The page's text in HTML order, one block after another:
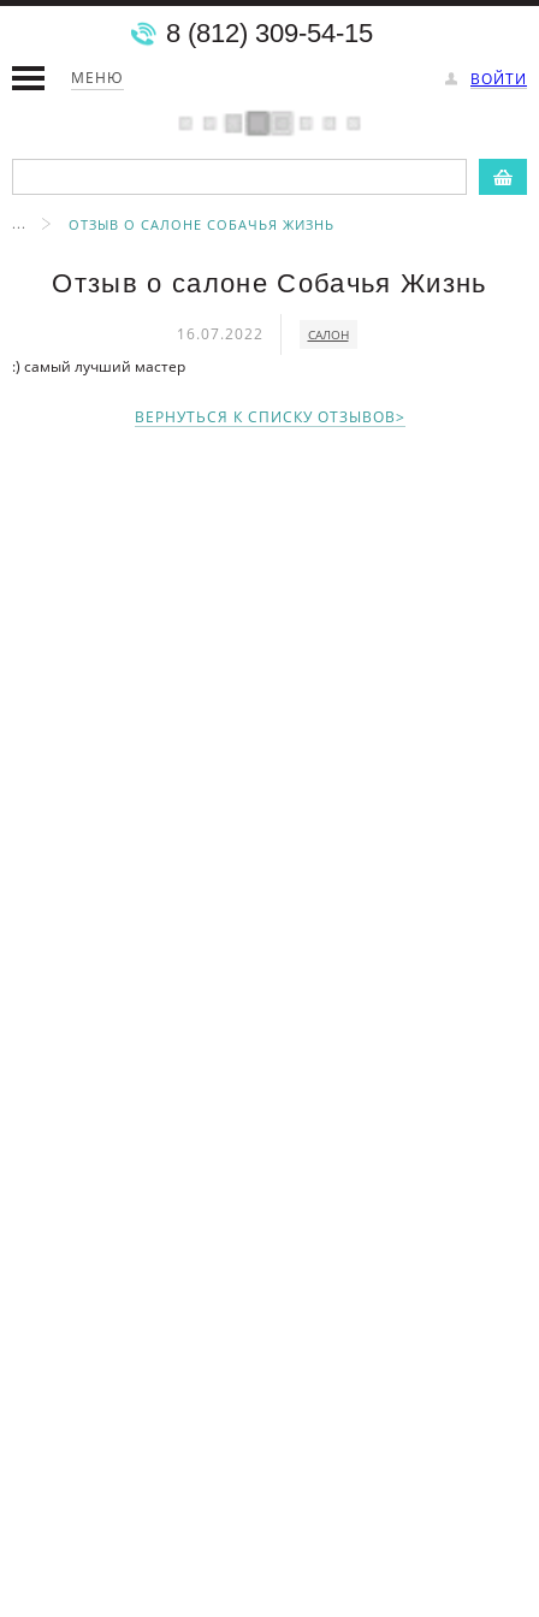
МЕНЮ ВОЙТИ
8 (812) 309-54-15
... ОТЗЫВ О САЛОНЕ СОБАЧЬЯ ЖИЗНЬ
Отзыв о салоне Собачья Жизнь
16.07.2022 САЛОН
:) самый лучший мастер
ВЕРНУТЬСЯ К СПИСКУ ОТЗЫВОВ